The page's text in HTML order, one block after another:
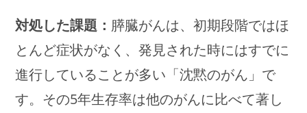
対処した課題： 膵臓がんは、初期段階ではほ
とんど症状がなく、発見された時にはすでに
進行していることが多い「沈黙のがん」で
す。その5年生存率は他のがんに比べて著し